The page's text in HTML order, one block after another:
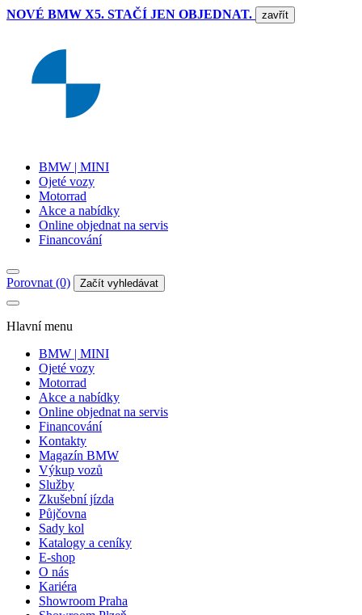
NOVÉ BMW X5. STAČÍ JEN OBJEDNAT. zavřít
BMW | MINI
Ojeté vozy
Motorrad
Akce a nabídky
Online objednat na servis
Financování
Porovnat (0) Začít vyhledávat
Hlavní menu
BMW | MINI
Ojeté vozy
Motorrad
Akce a nabídky
Online objednat na servis
Financování
Kontakty
Magazín BMW
Výkup vozů
Služby
Zkušební jízda
Půjčovna
Sady kol
Katalogy a ceníky
E-shop
O nás
Kariéra
Showroom Praha